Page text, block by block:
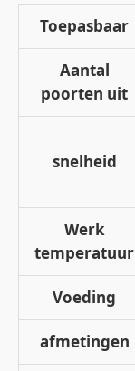
Toepasbaar
Aantal
poorten uit
snelheid
Werk
temperatuur
Voeding
afmetingen